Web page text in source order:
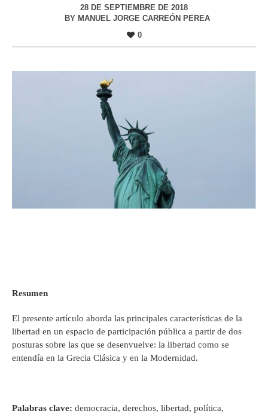
28 DE SEPTIEMBRE DE 2018
BY MANUEL JORGE CARREÓN PEREA
0
Resumen
El presente artículo aborda las principales características de la
libertad en un espacio de participación pública a partir de dos
posturas sobre las que se desenvuelve: la libertad como se
entendía en la Grecia Clásica y en la Modernidad.
Palabras clave: democracia, derechos, libertad, política,